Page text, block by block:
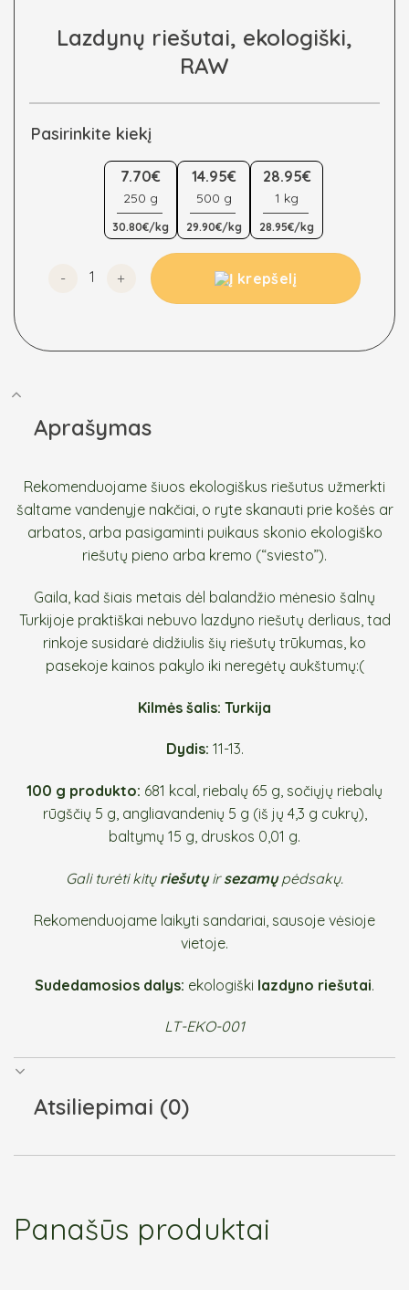
Lazdynų riešutai, ekologiški,
RAW
Pasirinkite kiekį
7.70€
250 g
30.80€/kg
14.95€
500 g
29.90€/kg
28.95€
1 kg
28.95€/kg
produkto kiekis: Lazdynų riešutai, ekologiški, RAW
Į krepšelį
Aprašymas
Rekomenduojame šiuos ekologiškus riešutus užmerkti
šaltame vandenyje nakčiai, o ryte skanauti prie košės ar
arbatos, arba pasigaminti puikaus skonio ekologiško
riešutų pieno arba kremo (“sviesto”).
Gaila, kad šiais metais dėl balandžio mėnesio šalnų
Turkijoje praktiškai nebuvo lazdyno riešutų derliaus, tad
rinkoje susidarė didžiulis šių riešutų trūkumas, ko
pasekoje kainos pakylo iki neregėtų aukštumų:(
Kilmės šalis: Turkija
Dydis: 11-13.
100 g produkto: 681 kcal, riebalų 65 g, sočiųjų riebalų
rūgščių 5 g, angliavandenių 5 g (iš jų 4,3 g cukrų),
baltymų 15 g, druskos 0,01 g.
Gali turėti kitų riešutųirsezamųpėdsakų.
Rekomenduojame laikyti sandariai, sausoje vėsioje
vietoje.
Sudedamosios dalys: ekologiški lazdyno riešutai.
LT-EKO-001
Atsiliepimai (0)
Panašūs produktai